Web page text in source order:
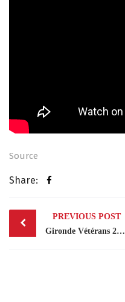
Source
Share:
Post
navigation
PREVIOUS POST
Gironde Vétérans 2023